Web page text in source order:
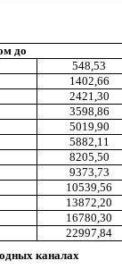
до
548,53
1402,66
2421,30
3598,86
5019,90
5882,11
8205,50
9373,73
10539,56
13872,20
16780,30
22997,84
каналах